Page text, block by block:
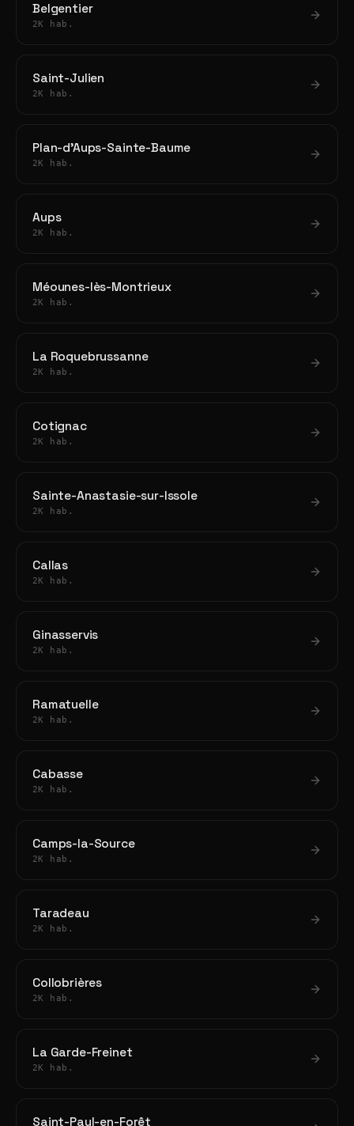
Belgentier
2K hab.
Saint-Julien
2K hab.
Plan-d'Aups-Sainte-Baume
2K hab.
Aups
2K hab.
Méounes-lès-Montrieux
2K hab.
La Roquebrussanne
2K hab.
Cotignac
2K hab.
Sainte-Anastasie-sur-Issole
2K hab.
Callas
2K hab.
Ginasservis
2K hab.
Ramatuelle
2K hab.
Cabasse
2K hab.
Camps-la-Source
2K hab.
Taradeau
2K hab.
Collobrières
2K hab.
La Garde-Freinet
2K hab.
Saint-Paul-en-Forêt